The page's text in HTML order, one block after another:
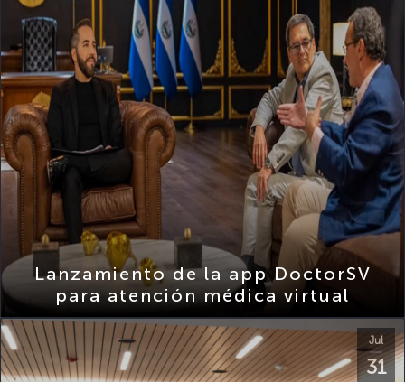
Lanzamiento de la app DoctorSV
para atención médica virtual
31
2026